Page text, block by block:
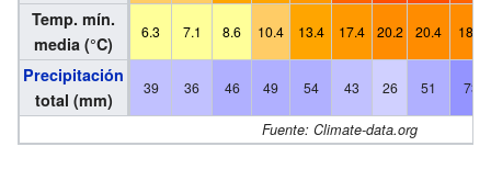
Temp. mín.
media (°C)
6.3 7.1 8.6 10.4 13.4 17.4 20.2 20.4 18.2
Precipitación
total (mm)
39 36 46 49 54 43 26 51 73
Fuente: Climate-data.org